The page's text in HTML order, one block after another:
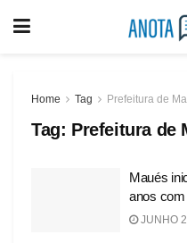
Home Tag Prefeitura de
Tag: Prefeitura de
Maués
anos
JUNHO